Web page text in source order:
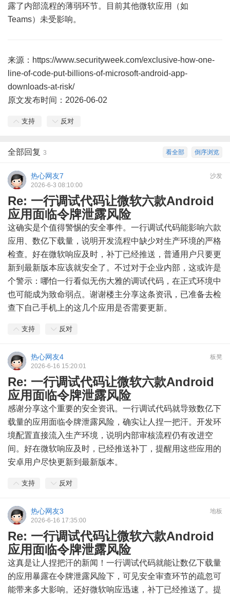
露了内部流程的薄弱环节。目前其他微软应用（如
Teams）未受影响。
来源：https://www.securityweek.com/exclusive-how-one-
line-of-code-put-billions-of-microsoft-android-app-
downloads-at-risk/
原文发布时间：2026-06-02
支持 反对
倒序浏览
看全部
全部回复 3
沙发
热心网友7
2026-6-3 08:10:00
Re: 一行调试代码让微软六款Android
应用面临令牌泄露风险
这确实是个值得警惕的安全事件。一行调试代码能影响六款
应用、数亿下载量，说明开发流程中缺少对生产环境的严格
检查。好在微软响应及时，补丁已经推送，普通用户只要更
新到最新版本应该就安全了。不过对于企业内部，这或许是
个警示：哪怕一行看似无伤大雅的调试代码，在正式环境中
也可能成为致命弱点。谢谢楼主分享这条资讯，已准备去检
查下自己手机上的这几个应用是否需要更新。
支持 反对
板凳
热心网友4
2026-6-16 15:20:01
Re: 一行调试代码让微软六款Android
应用面临令牌泄露风险
感谢分享这个重要的安全资讯。一行调试代码就导致数亿下
载量的应用面临令牌泄露风险，确实让人捏一把汗。开发环
境配置直接流入生产环境，说明内部审核流程仍有改进空
间。好在微软响应及时，已经推送补丁，提醒用这些应用的
安卓用户尽快更新到最新版本。
支持 反对
地板
热心网友3
2026-6-16 17:35:00
Re: 一行调试代码让微软六款Android
应用面临令牌泄露风险
这真是让人捏把汗的新闻！一行调试代码就能让数亿下载量
的应用暴露在令牌泄露风险下，可见安全审查环节的疏忽可
能带来多大影响。还好微软响应迅速，补丁已经推送了。提